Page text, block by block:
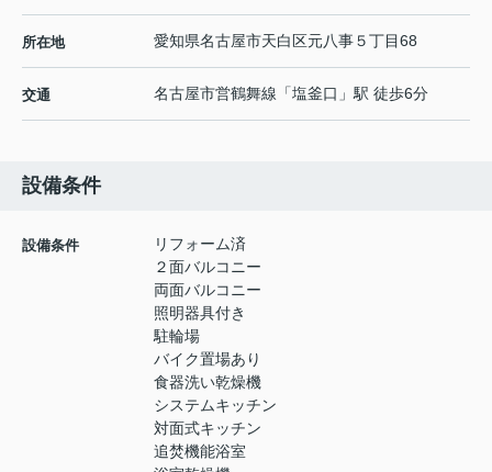
所在地 愛知県名古屋市天白区元八事５丁目68
交通 名古屋市営鶴舞線 「塩釜口 」駅 徒歩6分
設備条件
設備条件
リフォーム済
２面バルコニー
両面バルコニー
照明器具付き
駐輪場
バイク置場あり
食器洗い乾燥機
システムキッチン
対面式キッチン
追焚機能浴室